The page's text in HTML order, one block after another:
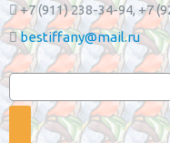
+7 (911) 238-34-94, +7
bestiffany@mail.ru